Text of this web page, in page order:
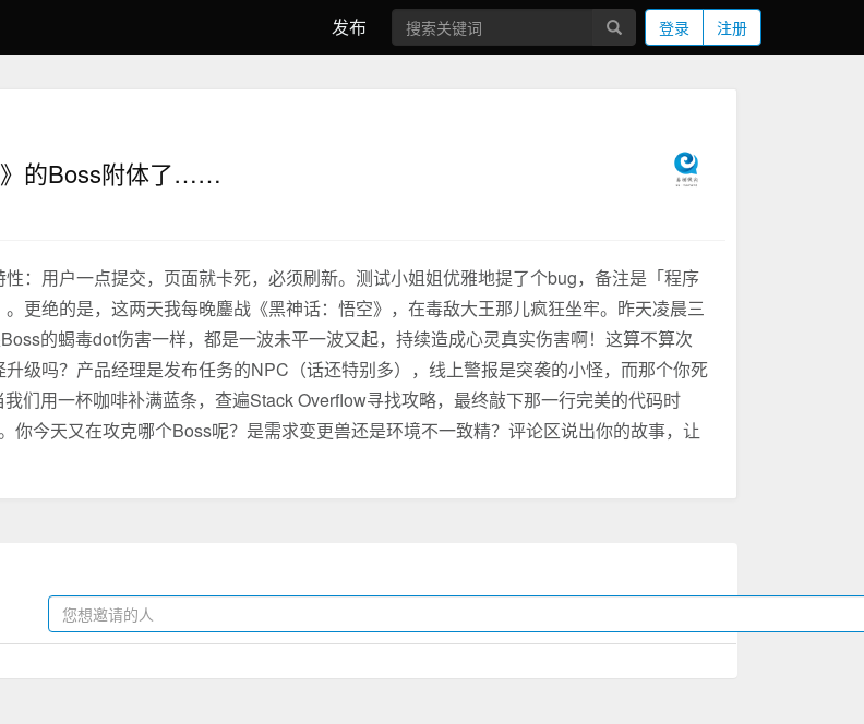
登录 注册
发布
》的Boss附体了……
：用户一点提交，页面就卡死，必须刷新。测试小姐姐优雅地提了个bug，备注是「程序
更绝的是，这两天我每晚鏖战《黑神话：悟空》，在毒敌大王那儿疯狂坐牢。昨天凌晨三
的蝎毒dot伤害一样，都是一波未平一波又起，持续造成心灵真实伤害啊！这算不算次
级吗？产品经理是发布任务的NPC（话还特别多），线上警报是突袭的小怪，而那个你死
们用一杯咖啡补满蓝条，查遍Stack Overflow寻找攻略，最终敲下那一行完美的代码时
今天又在攻克哪个Boss呢？是需求变更兽还是环境不一致精？评论区说出你的故事，让